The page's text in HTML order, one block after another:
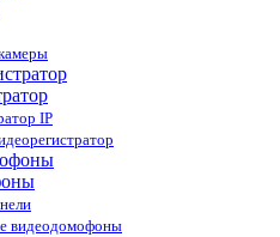
IP
видеодомофоны